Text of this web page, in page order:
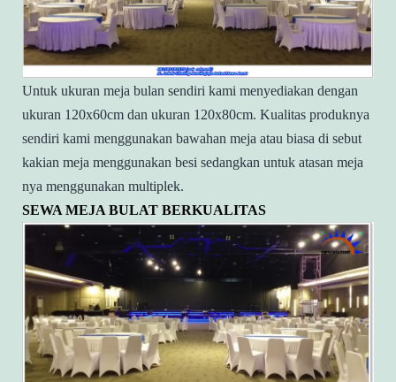
Untuk ukuran meja bulan sendiri kami menyediakan dengan
ukuran 120x60cm dan ukuran 120x80cm. Kualitas produknya
sendiri kami menggunakan bawahan meja atau biasa di sebut
kakian meja menggunakan besi sedangkan untuk atasan meja
nya menggunakan multiplek.
SEWA MEJA BULAT BERKUALITAS